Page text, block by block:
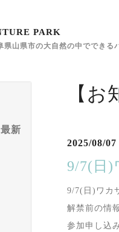
PARK
山県市の大自然の中ででき
新
【
2025/08/07
9/7(日)
9/7(日)ワカ
解禁前の情
参加申し込